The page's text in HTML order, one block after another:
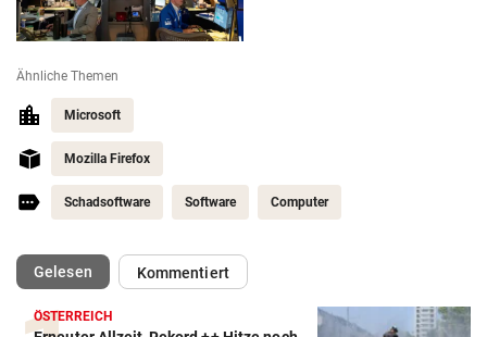
Ähnliche Themen
Microsoft
Mozilla Firefox
Schadsoftware Software Computer
Gelesen(ausgewählt)Kommentiert
ÖSTERREICH